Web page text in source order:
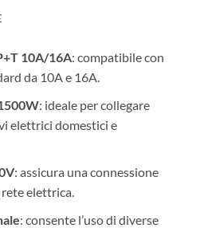
10A/16A: compatibile con
da 10A e 16A.
: ideale per collegare
elettrici domestici e
: assicura una connessione
elettrica.
: consente l’uso di diverse